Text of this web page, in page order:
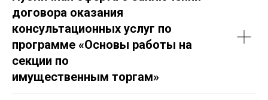
договора оказания
консультационных услуг по
программе «Основы работы на
секции по
имущественным торгам»